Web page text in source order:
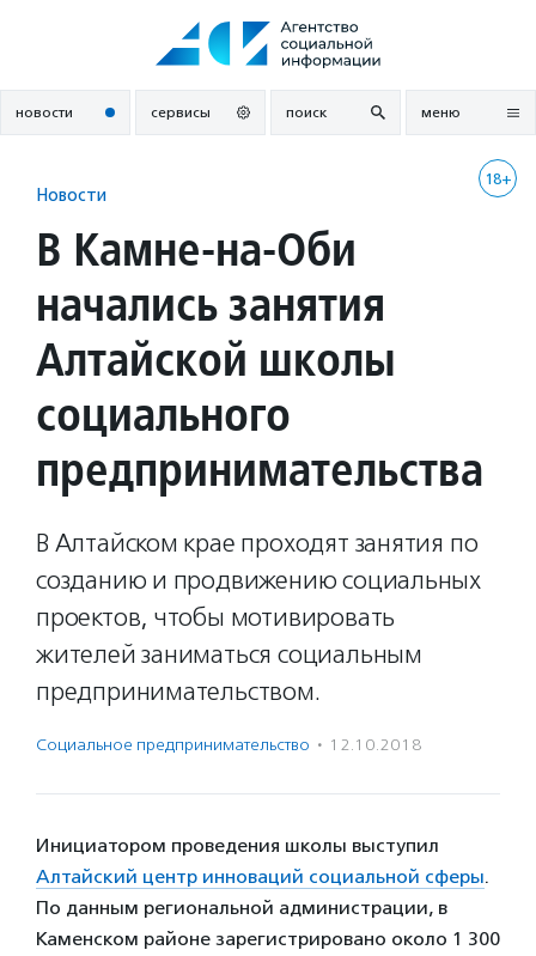
новости сервисы поиск меню
18+
Новости
В Камне-на-Оби
начались занятия
Алтайской школы
социального
предпринимательства
В Алтайском крае проходят занятия по
созданию и продвижению социальных
проектов, чтобы мотивировать
жителей заниматься социальным
предпринимательством.
Социальное предпри­нима­тель­ство · 12.10.2018
Инициатором проведения школы выступил
Алтайский центр инноваций социальной сферы.
По данным региональной администрации, в
Каменском районе зарегистрировано около 1 300